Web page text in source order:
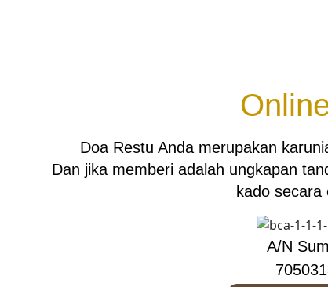
Doa Restu Anda merupakan
Dan jika memberi adalah ungkapan
kado secara
A/N